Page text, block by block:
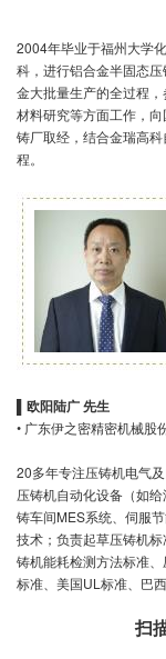
2004年毕业于福州大学
科，进行铝合金半固态
金大批量生产的全过程，
材料研究等方面工作，
铸厂取经，结合金瑞高
程。
▌ 欧阳陆广 先生
• 广东伊之密精密机械
20多年专注压铸机电气
压铸机自动化设备（如
铸车间MES系统、伺服
技术；负责起草压铸机
铸机能耗检测方法标准
标准、美国UL标准、巴
扫